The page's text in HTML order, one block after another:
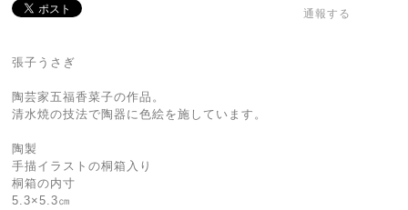
通報する
張子うさぎ
陶芸家五福香菜子の作品。
清水焼の技法で陶器に色絵を施しています。
陶製
手描イラストの桐箱入り
桐箱の内寸
5.3×5.3㎝